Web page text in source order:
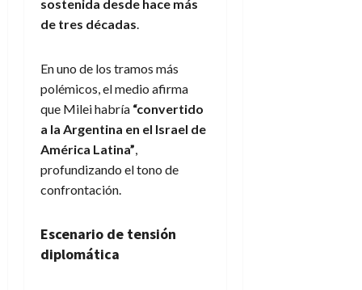
sostenida desde hace más
de tres décadas.
En uno de los tramos más
polémicos, el medio afirma
que Milei habría “convertido
a la Argentina en el Israel de
América Latina”,
profundizando el tono de
confrontación.
Escenario de tensión
diplomática